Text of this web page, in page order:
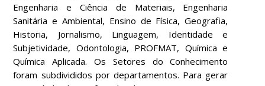
Engenharia e Ciência de Materiais, Engenharia
Sanitária e Ambiental, Ensino de Física, Geografia,
Historia, Jornalismo, Linguagem, Identidade e
Subjetividade, Odontologia, PROFMAT, Química e
Química Aplicada. Os Setores do Conhecimento
foram subdivididos por departamentos. Para gerar